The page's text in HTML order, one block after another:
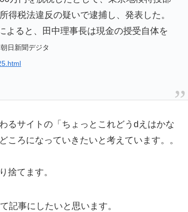
得税法違反の疑いで逮捕し、発表した。
よると、田中理事長は現金の授受自体を
日新聞デジタ
るサイトの「ちょっとこれどうdえはかな
ころになっていきたいと考えています。。
捨てます。
記事にしたいと思います。